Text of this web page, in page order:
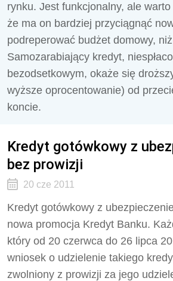
rynku. Jest funkcjonalny, ale
że ma on bardziej przyciągnąć
podreperować budżet domowy,
Samozarabiający kredyt,
bezodsetkowym, okaże się
wyższe oprocentowanie) od
koncie.
Kredyt gotówkowy z
bez prowizji
20 cze 2011
Kredyt gotówkowy z
nowa promocja Kredyt Banku.
który od 20 czerwca do 26 lipca
wniosek o udzielenie takiego
zwolniony z prowizji za jego